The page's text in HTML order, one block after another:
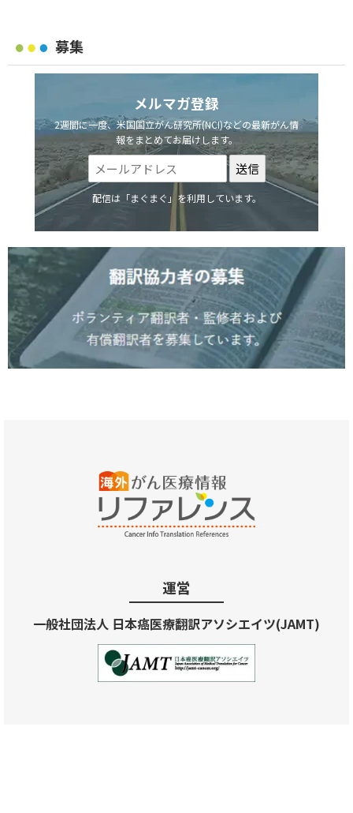
募集
メルマガ登録
2週間に一度、米国国立がん研究所(NCI)などの最新がん情
報をまとめてお届けします。
配信は「まぐまぐ」を利用しています。
運営
一般社団法人 日本癌医療翻訳アソシエイツ(JAMT)